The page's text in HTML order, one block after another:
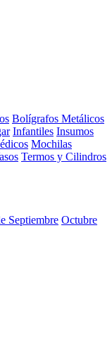
Bolígrafos Metálicos
Infantiles Insumos
Mochilas
Termos y Cilindros
Septiembre Octubre